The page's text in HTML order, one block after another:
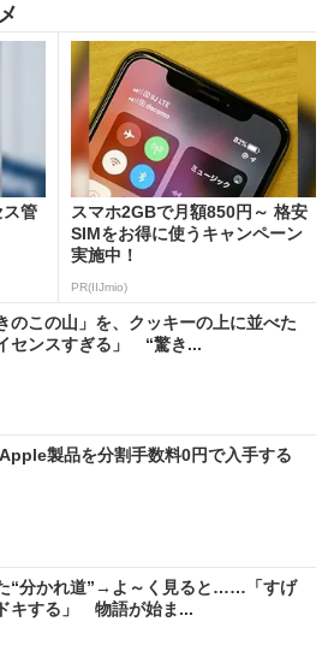
ス管
スマホ2GBで月額850円～ 格安
SIMをお得に使うキャンペーン
実施中！
PR(IIJmio)
のこの山」を、クッキーの上に並べた
センスすぎる」 “驚き...
製品を分割手数料0円で入手する
“分かれ道”→よ～く見ると……「すげ
キする」 物語が始ま...